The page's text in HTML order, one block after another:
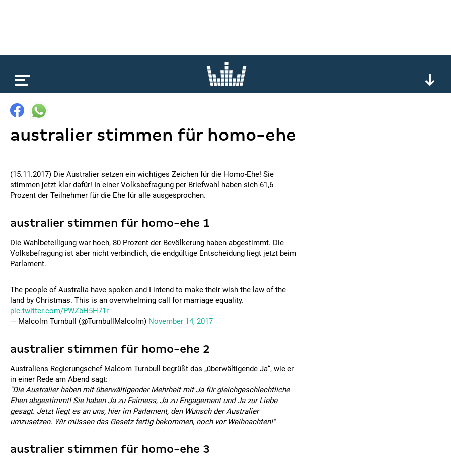
australier stimmen für homo-ehe
(15.11.2017) Die Australier setzen ein wichtiges Zeichen für die Homo-Ehe! Sie
stimmen jetzt klar dafür! In einer Volksbefragung per Briefwahl haben sich 61,6
Prozent der Teilnehmer für die Ehe für alle ausgesprochen.
australier stimmen für homo-ehe 1
Die Wahlbeteiligung war hoch, 80 Prozent der Bevölkerung haben abgestimmt. Die
Volksbefragung ist aber nicht verbindlich, die endgültige Entscheidung liegt jetzt beim
Parlament.
The people of Australia have spoken and I intend to make their wish the law of the
land by Christmas. This is an overwhelming call for marriage equality.
pic.twitter.com/PWZbH5H71r
— Malcolm Turnbull (@TurnbullMalcolm) November 14, 2017
australier stimmen für homo-ehe 2
Australiens Regierungschef Malcom Turnbull begrüßt das „überwältigende Ja“, wie er
in einer Rede am Abend sagt:
"Die Australier haben mit überwältigender Mehrheit mit Ja für gleichgeschlechtliche
Ehen abgestimmt! Sie haben Ja zu Fairness, Ja zu Engagement und Ja zur Liebe
gesagt. Jetzt liegt es an uns, hier im Parlament, den Wunsch der Australier
umzusetzen. Wir müssen das Gesetz fertig bekommen, noch vor Weihnachten!"
australier stimmen für homo-ehe 3